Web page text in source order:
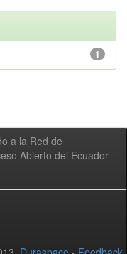
1
a la Red de
Abierto del Ecuador -